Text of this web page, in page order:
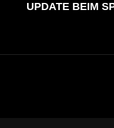
UPDATE BEIM